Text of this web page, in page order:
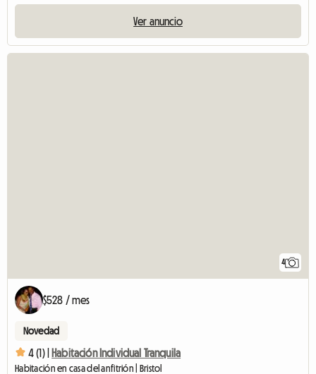
Ver anuncio
4
$528 / mes
Novedad
4 (1) | Habitación Individual Tranquila
Habitación en casa del anfitrión | Bristol